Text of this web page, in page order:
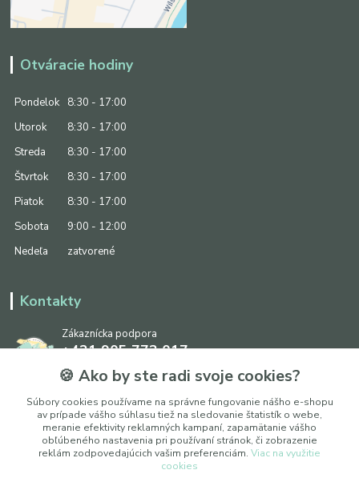
Otváracie hodiny
Pondelok
8:30 - 17:00
Utorok
8:30 - 17:00
Streda
8:30 - 17:00
Štvrtok
8:30 - 17:00
Piatok
8:30 - 17:00
Sobota
9:00 - 12:00
Nedeľa
zatvorené
Kontakty
Zákaznícka podpora
+421 905 773 017
(Po-Pia, 8:30 - 17:00, So: 9:00 - 12:00)
info@ipapier.sk
🍪 Ako by ste radi svoje cookies?
Súbory cookies používame na správne fungovanie nášho e-shopu
av prípade vášho súhlasu tiež na sledovanie štatistík o webe,
meranie efektivity reklamných kampaní, zapamätanie vášho
obľúbeného nastavenia pri používaní stránok, či zobrazenie
reklám zodpovedajúcich vašim preferenciám. Viac na využitie
cookies